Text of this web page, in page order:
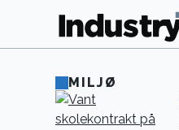
MILJØ